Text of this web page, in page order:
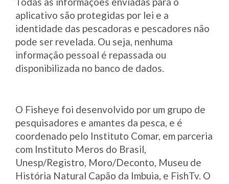
aplicativo são protegidas por lei e a
identidade das pescadoras e pescadores não
pode ser revelada. Ou seja, nenhuma
informação pessoal é repassada ou
disponibilizada no banco de dados.
O Fisheye foi desenvolvido por um grupo de
pesquisadores e amantes da pesca, e é
coordenado pelo Instituto Comar, em parceria
com Instituto Meros do Brasil,
Unesp/Registro, Moro/Deconto, Museu de
História Natural Capão da Imbuia, e FishTv. O